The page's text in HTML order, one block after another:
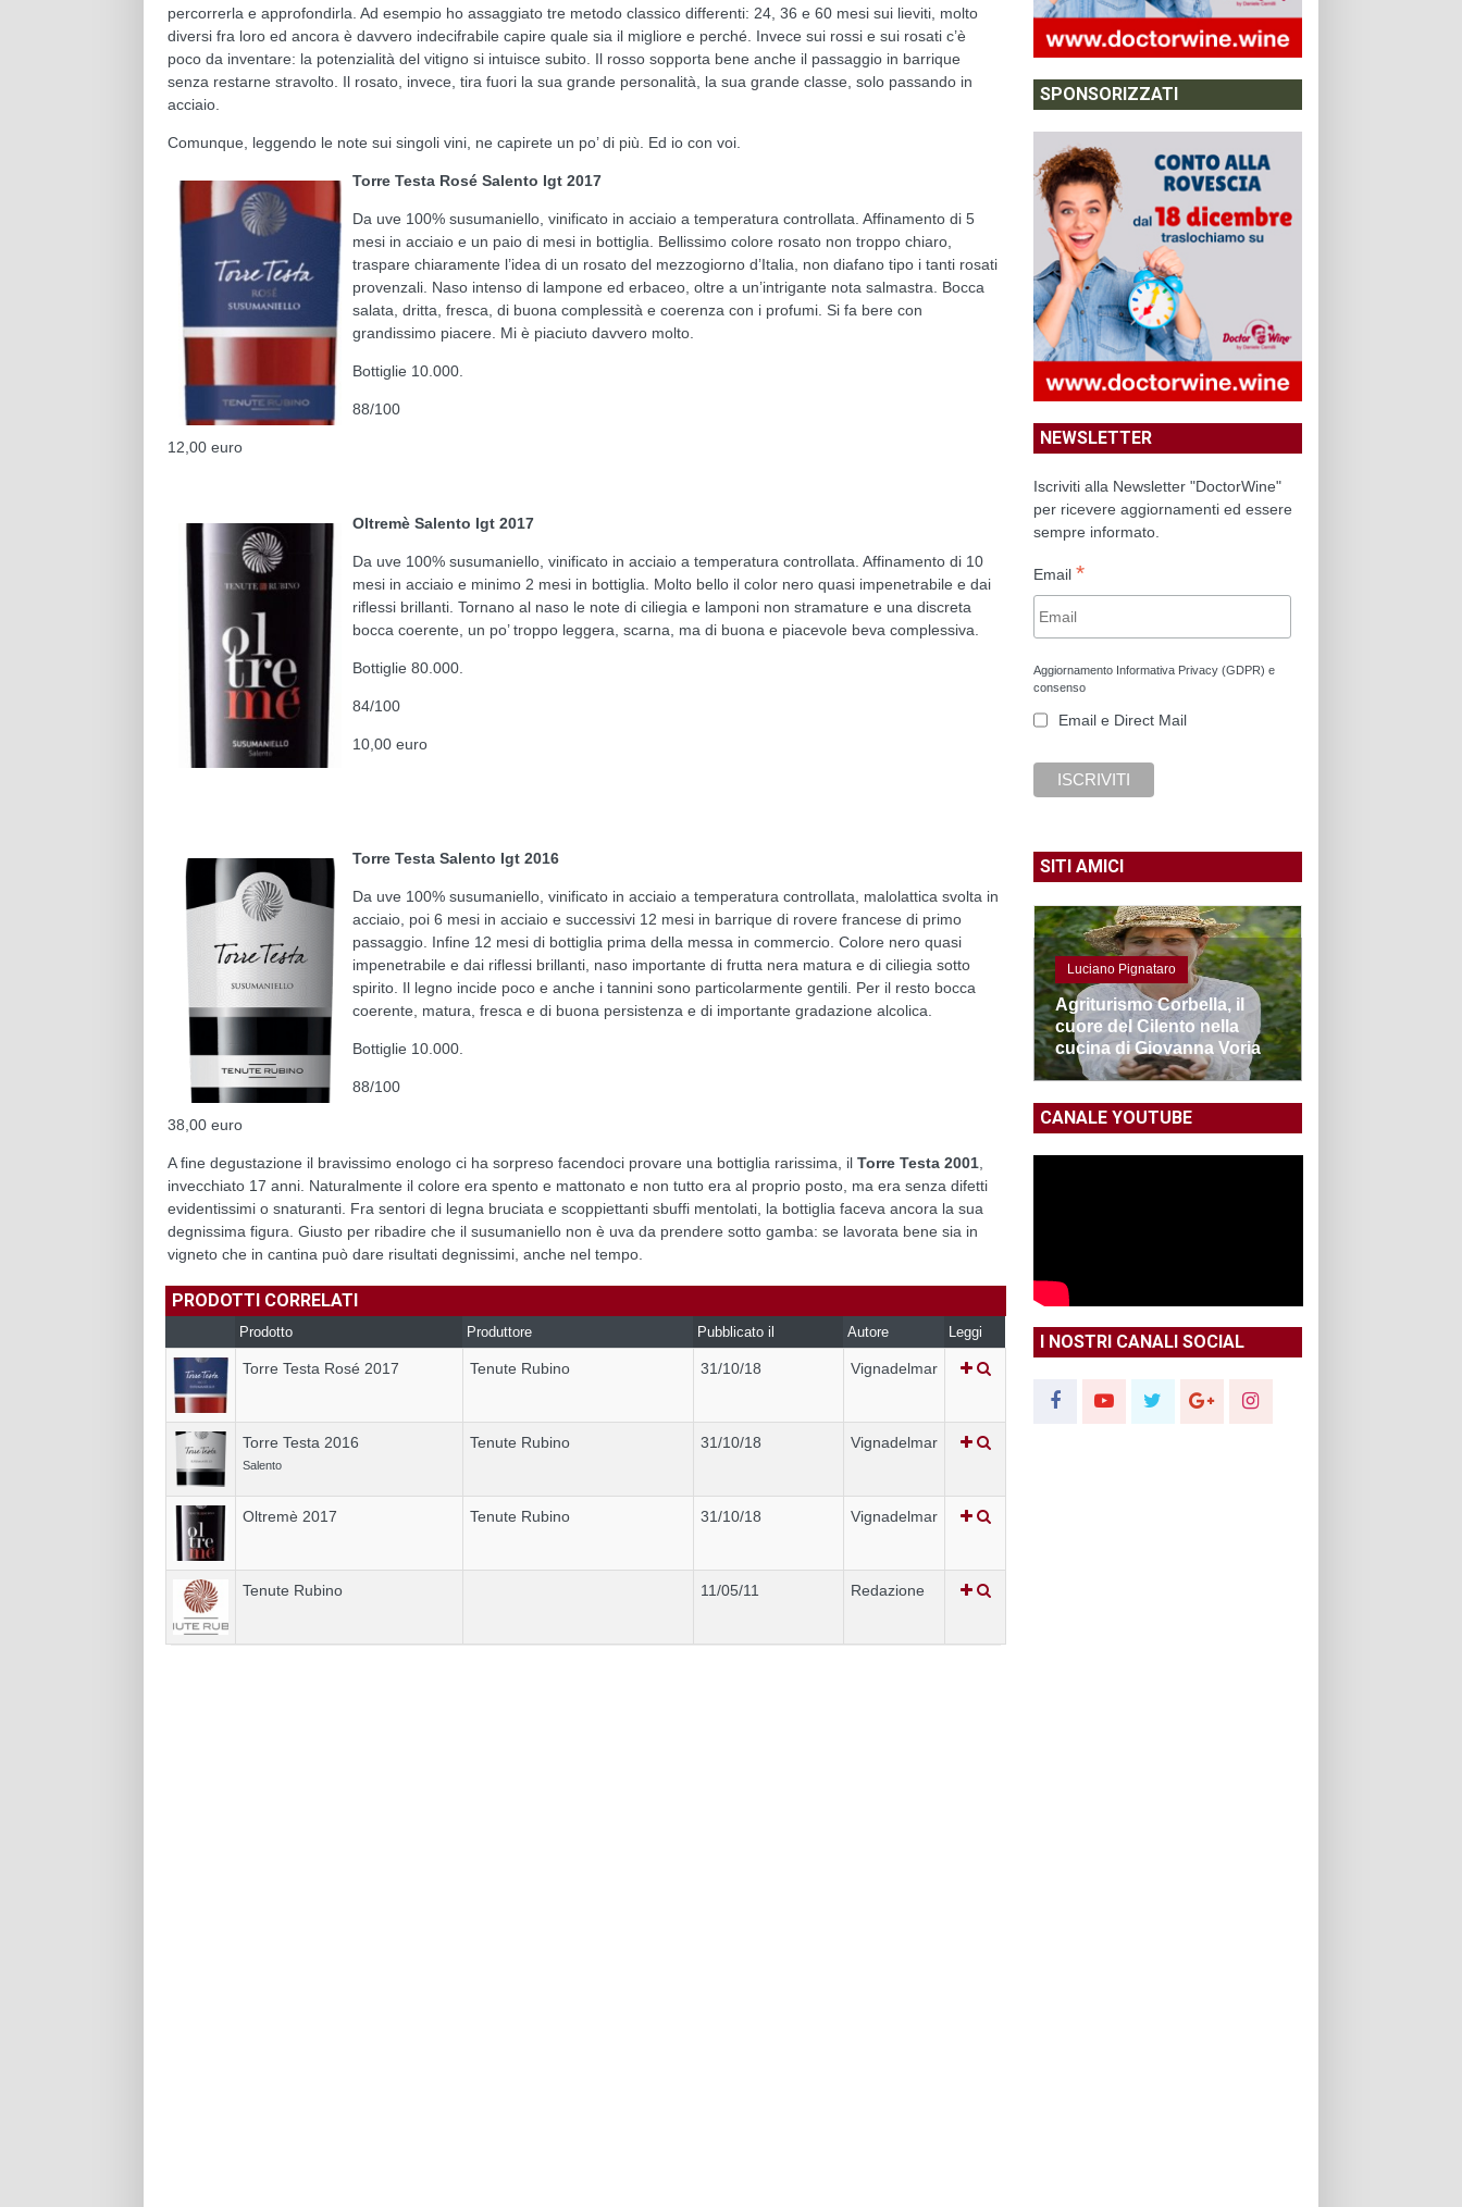
percorrerla e approfondirla. Ad esempio ho assaggiato tre metodo classico differenti: 24, 36 e 60 mesi sui lieviti, molto
diversi fra loro ed ancora è davvero indecifrabile capire quale sia il migliore e perché. Invece sui rossi e sui rosati c’è
poco da inventare: la potenzialità del vitigno si intuisce subito. Il rosso sopporta bene anche il passaggio in barrique
senza restarne stravolto. Il rosato, invece, tira fuori la sua grande personalità, la sua grande classe, solo passando in
acciaio.
Comunque, leggendo le note sui singoli vini, ne capirete un po’ di più. Ed io con voi.
Torre Testa Rosé Salento Igt 2017
Da uve 100% susumaniello, vinificato in acciaio a temperatura controllata. Affinamento di 5
mesi in acciaio e un paio di mesi in bottiglia. Bellissimo colore rosato non troppo chiaro,
traspare chiaramente l’idea di un rosato del mezzogiorno d’Italia, non diafano tipo i tanti rosati
provenzali. Naso intenso di lampone ed erbaceo, oltre a un’intrigante nota salmastra. Bocca
salata, dritta, fresca, di buona complessità e coerenza con i profumi. Si fa bere con
grandissimo piacere. Mi è piaciuto davvero molto.
Bottiglie 10.000.
88/100
12,00 euro
Oltremè Salento Igt 2017
Da uve 100% susumaniello, vinificato in acciaio a temperatura controllata. Affinamento di 10
mesi in acciaio e minimo 2 mesi in bottiglia. Molto bello il color nero quasi impenetrabile e dai
riflessi brillanti. Tornano al naso le note di ciliegia e lamponi non stramature e una discreta
bocca coerente, un po’ troppo leggera, scarna, ma di buona e piacevole beva complessiva.
Bottiglie 80.000.
84/100
10,00 euro
Torre Testa Salento Igt 2016
Da uve 100% susumaniello, vinificato in acciaio a temperatura controllata, malolattica svolta in
acciaio, poi 6 mesi in acciaio e successivi 12 mesi in barrique di rovere francese di primo
passaggio. Infine 12 mesi di bottiglia prima della messa in commercio. Colore nero quasi
impenetrabile e dai riflessi brillanti, naso importante di frutta nera matura e di ciliegia sotto
spirito. Il legno incide poco e anche i tannini sono particolarmente gentili. Per il resto bocca
coerente, matura, fresca e di buona persistenza e di importante gradazione alcolica.
Bottiglie 10.000.
88/100
38,00 euro
A fine degustazione il bravissimo enologo ci ha sorpreso facendoci provare una bottiglia rarissima, il Torre Testa 2001
invecchiato 17 anni. Naturalmente il colore era spento e mattonato e non tutto era al proprio posto, ma era senza difetti
evidentissimi o snaturanti. Fra sentori di legna bruciata e scoppiettanti sbuffi mentolati, la bottiglia faceva ancora la sua
degnissima figura. Giusto per ribadire che il susumaniello non è uva da prendere sotto gamba: se lavorata bene sia in
vigneto che in cantina può dare risultati degnissimi, anche nel tempo.
PRODOTTI CORRELATI
Prodotto Produttore Pubblicato il Autore Leggi
Torre Testa Rosé 2017 Tenute Rubino 31/10/18 Vignadelmar
Torre Testa 2016
Salento
Tenute Rubino 31/10/18 Vignadelmar
Oltremè 2017 Tenute Rubino 31/10/18 Vignadelmar
Tenute Rubino 11/05/11 Redazione
SPONSORIZZATI
NEWSLETTER
Iscriviti alla Newsletter "DoctorWine"
per ricevere aggiornamenti ed essere
sempre informato.
Email *
Aggiornamento Informativa Privacy (GDPR) e
consenso
Email e Direct Mail
SITI AMICI
Luciano Pignataro
Agriturismo Corbella, il
cuore del Cilento nella
cucina di Giovanna Voria
CANALE YOUTUBE
I NOSTRI CANALI SOCIAL